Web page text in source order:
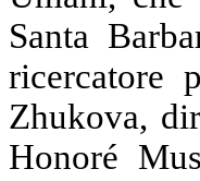
Santa
ricercatore
Zhukova,
Honoré